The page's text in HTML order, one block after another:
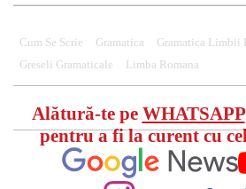
Cum Se Scrie Gramatica
Gramatica Limbii
Greseli Gramaticale
Limba Romana
Alătură-te pe WHATSAPP
pentru a fi la curent cu